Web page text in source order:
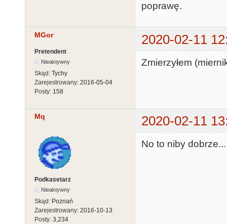
poprawę.
MGor 2020-02-11
Pretendent
Nieaktywny
Skąd: Tychy
Zarejestrowany: 2016-05-04
Posty: 158
Zmierzyłem
Mq 2020-02-11
Podkasetarz
Nieaktywny
Skąd: Poznań
Zarejestrowany: 2016-10-13
Posty: 3,234
No to niby dobrze...